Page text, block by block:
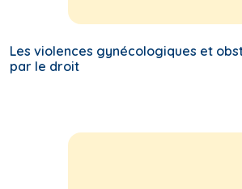
Les violences gynécologiques et
par le droit